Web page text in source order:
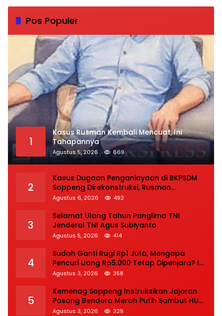
Pos Populer
1
Kasus Rusman Kembali Mencuat, Ini
Tahapannya
Agustus 5, 2026 669
2
Kasus Dugaan Penganiayaan di BKPSDM
Soppeng Direkonstruksi, Rusman
Tegaskan Proses Hukum Terus Berjalan
Agustus 6, 2026 492
3
Selamat Ulang Tahun Panglima TNI
Jenderal TNI Agus Subiyanto
Agustus 5, 2026 414
4
Sudah Ganti Rugi Rp1 Juta, Mengapa
Pencuri Uang Rp5.000 Tetap Dipenjara? Ini
Pertimbangan Hakim
Agustus 3, 2026 358
5
Kemenag Soppeng Instruksikan Jajaran
Pasang Bendera Merah Putih Sambut HUT
Ke-81 RI
Agustus 3, 2026 329